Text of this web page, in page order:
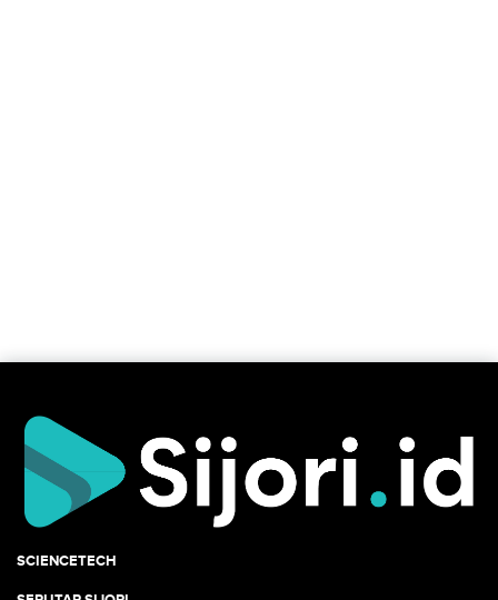
SCIENCETECH